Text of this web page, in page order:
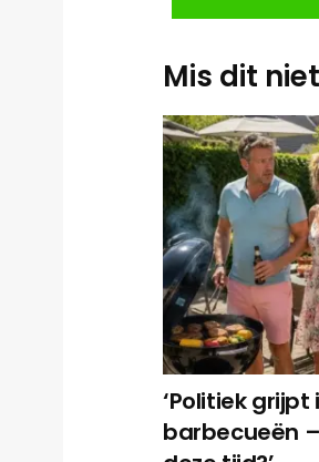
Mis dit niet
‘Politiek
barbecueën